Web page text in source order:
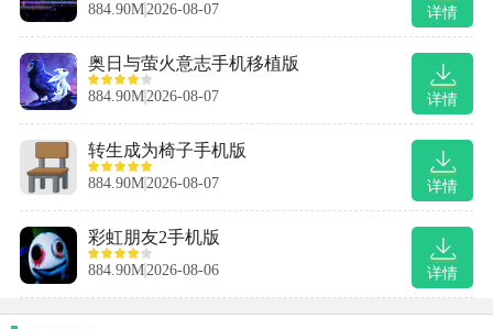
详情
884.90M2026-08-07
详情
奥日与萤火意志手机移植版
884.90M2026-08-07
详情
转生成为椅子手机版
884.90M2026-08-07
详情
彩虹朋友2手机版
884.90M2026-08-06